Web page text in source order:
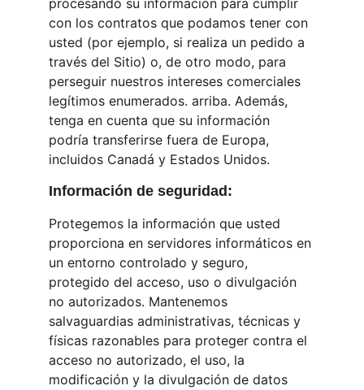
procesando su información para cumplir
con los contratos que podamos tener con
usted (por ejemplo, si realiza un pedido a
través del Sitio) o, de otro modo, para
perseguir nuestros intereses comerciales
legítimos enumerados. arriba. Además,
tenga en cuenta que su información
podría transferirse fuera de Europa,
incluidos Canadá y Estados Unidos.
Información de seguridad:
Protegemos la información que usted
proporciona en servidores informáticos en
un entorno controlado y seguro,
protegido del acceso, uso o divulgación
no autorizados. Mantenemos
salvaguardias administrativas, técnicas y
físicas razonables para proteger contra el
acceso no autorizado, el uso, la
modificación y la divulgación de datos